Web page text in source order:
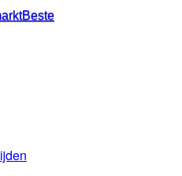
Beste